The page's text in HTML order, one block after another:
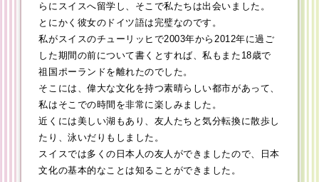
らにスイスへ留学し、そこで私たちは出会いました。
とにかく彼女のドイツ語は完璧なのです。
私がスイスのチューリッヒで2003年から2012年に過ご
した期間の前について書くとすれば、私もまた18歳で
祖国ポーランドを離れたのでした。
そこには、偉大な文化を持つ素晴らしい都市があって、
私はそこでの時間を非常に楽しみました。
近くには美しい湖もあり、友人たちと気分転換に散歩し
たり、泳いだりもしました。
スイスでは多くの日本人の友人ができましたので、日本
文化の基本的なことは知ることができました。